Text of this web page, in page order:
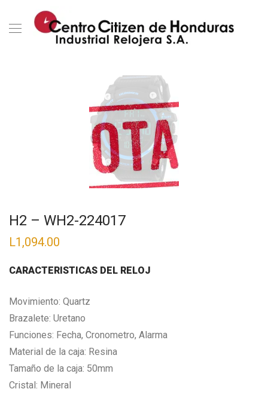
H2 – WH2-224017
L1,094.00
CARACTERISTICAS DEL RELOJ
Movimiento: Quartz
Brazalete: Uretano
Funciones: Fecha, Cronometro, Alarma
Material de la caja: Resina
Tamaño de la caja: 50mm
Cristal: Mineral